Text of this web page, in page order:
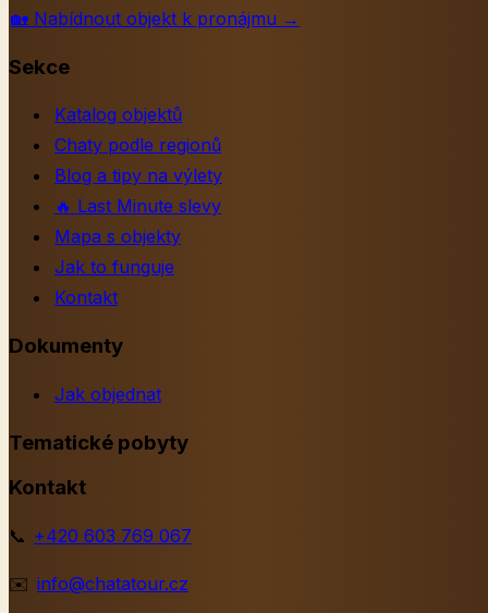
🏡 Nabídnout objekt k pronájmu →
Sekce
Katalog objektů
Chaty podle regionů
Blog a tipy na výlety
🔥 Last Minute slevy
Mapa s objekty
Jak to funguje
Kontakt
Dokumenty
Jak objednat
Tematické pobyty
Kontakt
📞 +420 603 769 067
✉️ info@chatatour.cz